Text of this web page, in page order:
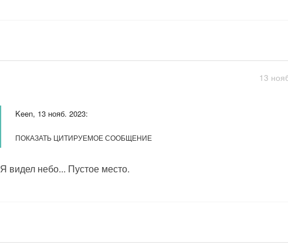
13
Keen, 13 нояб. 2023:
ПОКАЗАТЬ ЦИТИРУЕМОЕ СООБЩЕНИЕ
Я видел небо... Пустое место.